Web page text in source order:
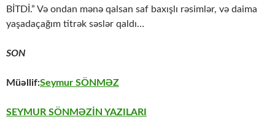
BİTDİ.” Və ondan mənə qalsan saf baxışlı rəsimlər, və daima
yaşadaçağım titrək səslər qaldı…
SON
Müəllif:Seymur SÖNMƏZ
SEYMUR SÖNMƏZİN YAZILARI